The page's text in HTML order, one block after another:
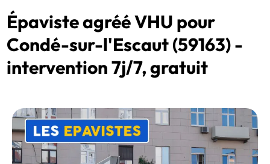
Épaviste agréé VHU pour
Condé-sur-l'Escaut (59163) -
intervention 7j/7, gratuit